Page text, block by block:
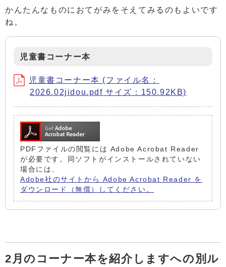
かんたんなものにおてがみをそえてみるのもよいです
ね。
児童書コーナー本
児童書コーナー本 (ファイル名：
2026.02jidou.pdf サイズ：150.92KB)
PDFファイルの閲覧には Adobe Acrobat Reader
が必要です。同ソフトがインストールされていない
場合には、
Adobe社のサイトから Adobe Acrobat Reader を
ダウンロード（無償）してください。
2月のコーナー本を紹介しますへの別ル